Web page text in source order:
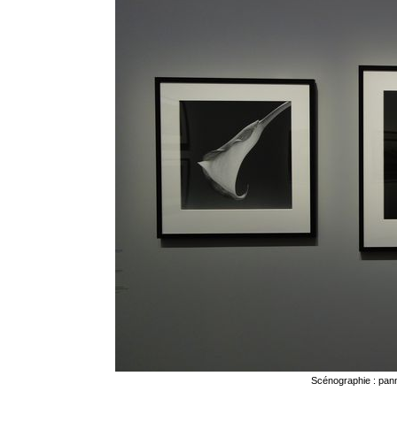
Scénographie :